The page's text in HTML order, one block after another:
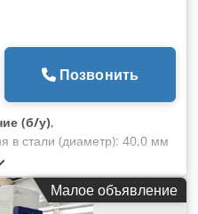
Позвонить
(б/у),
в стали (диаметр): 40,0 мм
140 мм Dcjdpszl E Uzofx
510 x 360 мм Диапазон
колонны: 115 мм
Малое объявление